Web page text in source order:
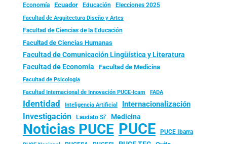
Economía Ecuador Educación Elecciones 2025
Facultad de Arquitectura Diseño y Artes
Facultad de Ciencias de la Educación
Facultad de Ciencias Humanas
Facultad de Comunicación Lingüística y Literatura
Facultad de Economía Facultad de Medicina
Facultad de Psicología
Facultad Internacional de Innovación PUCE-Icam FADA
Identidad Inteligencia Artificial Internacionalización
Investigación Laudato Si’ Medicina
Noticias PUCE PUCE PUCE Ibarra